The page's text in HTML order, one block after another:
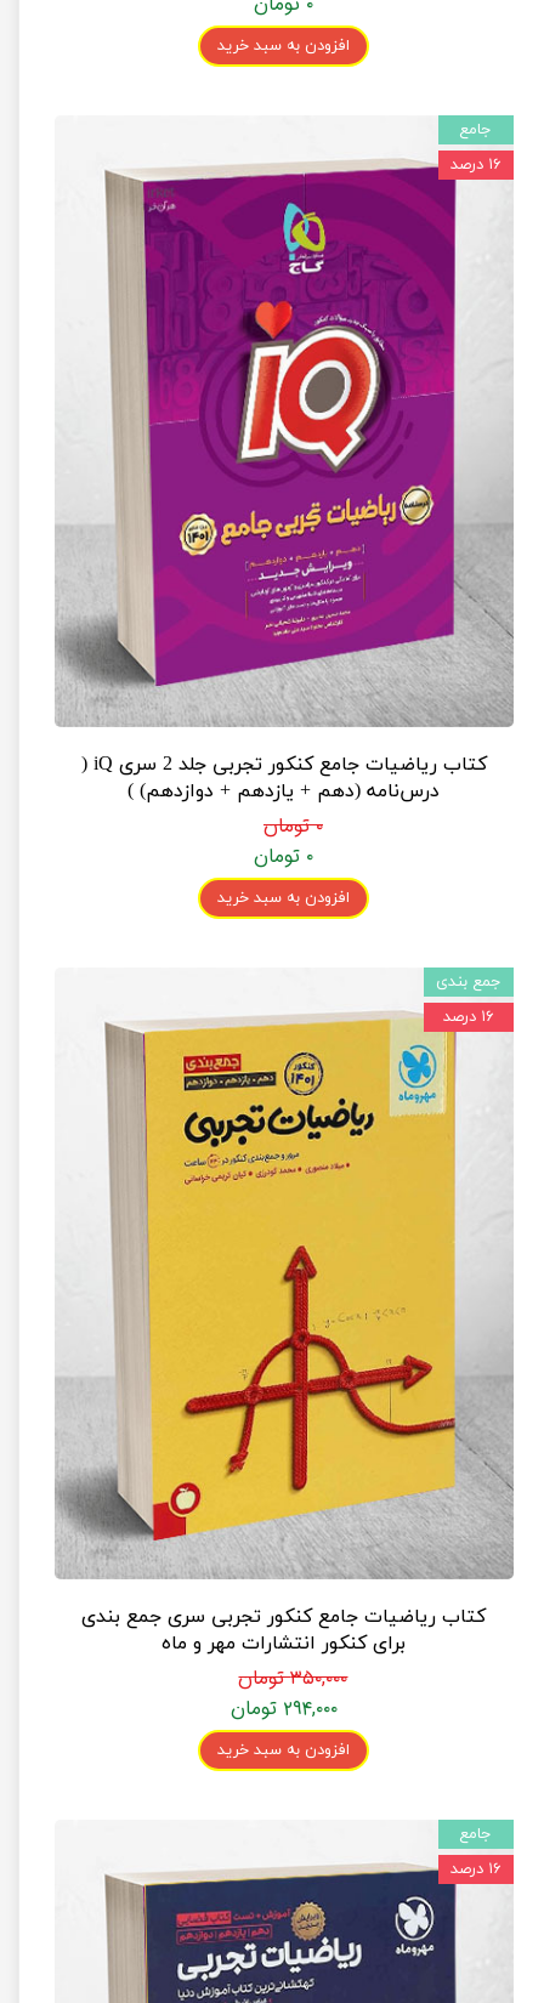
افزودن به سبد خرید
کتاب ریاضیات جامع کنکور تجربی جلد 2 سری iQ (
درس‌نامه (دهم + یازدهم + دوازدهم) )
۰ تومان
۰ تومان
افزودن به سبد خرید
جامع
۱۶ درصد
کتاب ریاضیات جامع کنکور تجربی سری جمع بندی
برای کنکور انتشارات مهر و ماه
۳۵۰,۰۰۰ تومان
۲۹۴,۰۰۰ تومان
افزودن به سبد خرید
جمع بندی
۱۶ درصد
جامع
۱۶ درصد